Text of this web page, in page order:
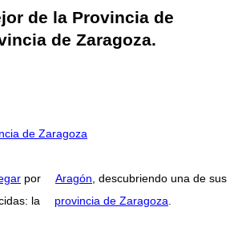
de la Provincia de
de Zaragoza.
de Zaragoza
por Aragón , descubriendo una de sus
la
provincia de Zaragoza